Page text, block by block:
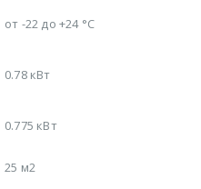
от -22 до +24 °C
0.78 кВт
0.775 кВт
25 м2